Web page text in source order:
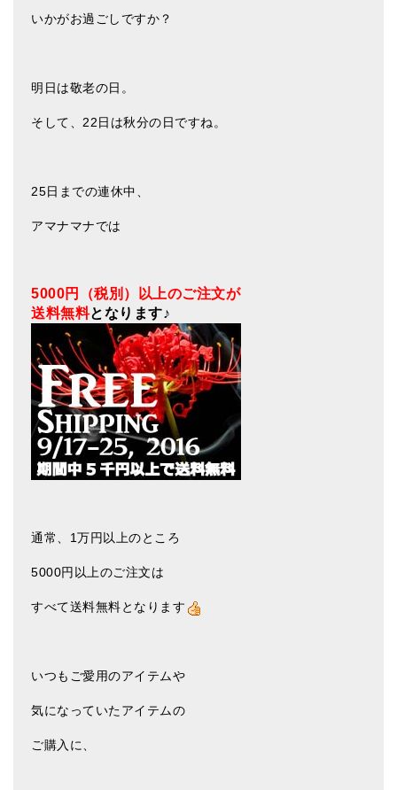
ベーシック・ティンシャ（4種）
チベット・真マントラ香
お香定期購入（ラクとくサブスク）
ベル＆ドルジェ
シンギングボウル入門本・CD
オリジナルグッズ
神々とつながるジュエリー
ヒーリング・マンダラポスター
ロゴステッカー・ポストカード各種
亡命チベット人尼僧のお守り・チャーム
チベット・マントラ・ヒーリングCD
いかがお過ごしですか？
明日は敬老の日。
そして、22日は秋分の日ですね。
25日までの連休中、
アマナマナでは
5000円（税別）以上のご注文が
送料無料となります♪
通常、1万円以上のところ
5000円以上のご注文は
すべて送料無料となります
いつもご愛用のアイテムや
気になっていたアイテムの
ご購入に、